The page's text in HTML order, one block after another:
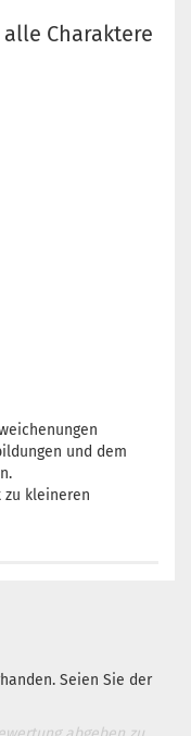
Charaktere
und dem
zu kleineren
Seien Sie der